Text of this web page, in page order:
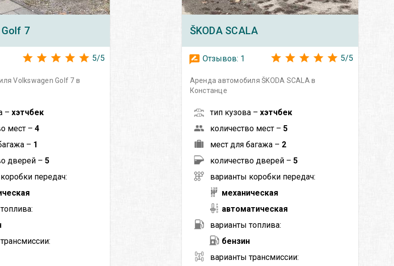
Golf 7
5/5
Volkswagen Golf 7 в
– хэтчбек
мест – 4
– 1
дверей – 5
передач:
ŠKODA SCALA
Отзывов: 1 5/5
Аренда автомобиля ŠKODA SCALA в
Констанце
тип кузова – хэтчбек
количество мест – 5
мест для багажа – 2
количество дверей – 5
варианты коробки передач:
механическая
автоматическая
варианты топлива:
бензин
варианты трансмиссии: